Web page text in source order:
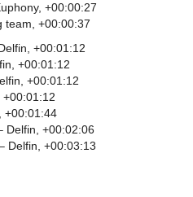
+00:00:27
team, +00:00:37
+00:01:12
+00:01:12
+00:01:12
+00:01:44
Delfin, +00:02:06
Delfin, +00:03:13